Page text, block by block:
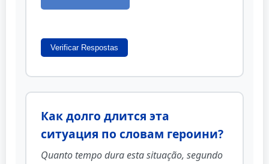
Verificar Respostas
Как долго длится эта
ситуация по словам героини?
Quanto tempo dura esta situação, segundo